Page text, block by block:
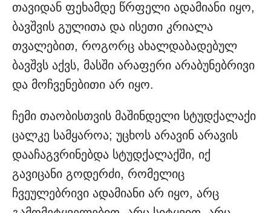
თავიდან ფეხამდე წრფელი ადამიანი იყო,
ბავშვის გულითა და ისეთი კრიალა
თვალებით, როგორც ახალდაბადებულ
ბავშვს აქვს, მასში არაფერი არაბუნებრივი
და მოჩვენებითი არ იყო.
ჩემი თაობისთვის მაშინდელი სტუდქალაქი
ცალკე სამყაროა; უცხოს არავინ არავის
დააჩაგვრინებდა სტუდქალაქში, იქ
გავიცანი გოდერძი, რომელიც
ჩვეულებრივი ადამიანი არ იყო, არც